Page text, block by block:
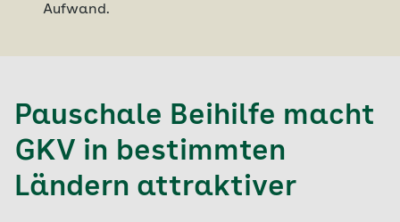
Aufwand.
Pauschale Beihilfe macht
GKV in bestimmten
Ländern attraktiver